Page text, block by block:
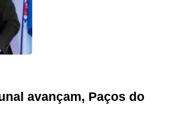
avançam, Paços do